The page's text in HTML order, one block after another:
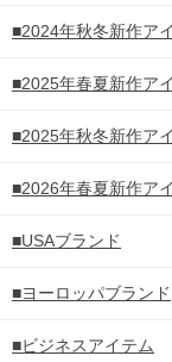
■2024年秋冬新作ア
■2025年春夏新作ア
■2025年秋冬新作ア
■2026年春夏新作ア
■USAブランド
■ヨーロッパブランド
■ビジネスアイテム